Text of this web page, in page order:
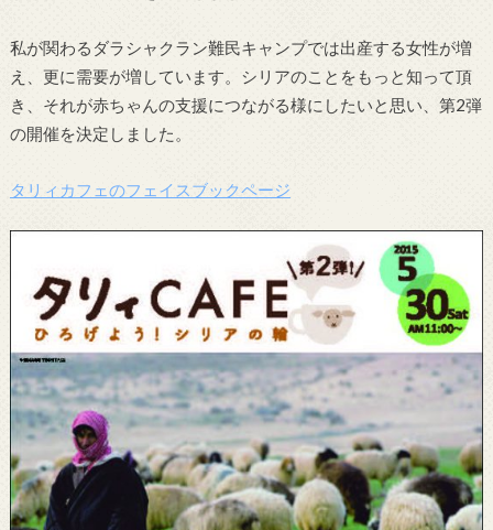
私が関わるダラシャクラン難民キャンプでは出産する女性が増
え、更に需要が増しています。シリアのことをもっと知って頂
き、それが赤ちゃんの支援につながる様にしたいと思い、第2弾
の開催を決定しました。
タリィカフェのフェイスブックページ